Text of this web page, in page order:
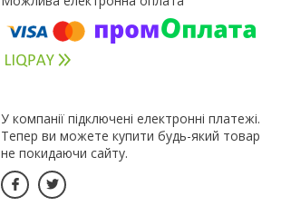
У компанії підключені електронні платежі.
Тепер ви можете купити будь-який товар
не покидаючи сайту.